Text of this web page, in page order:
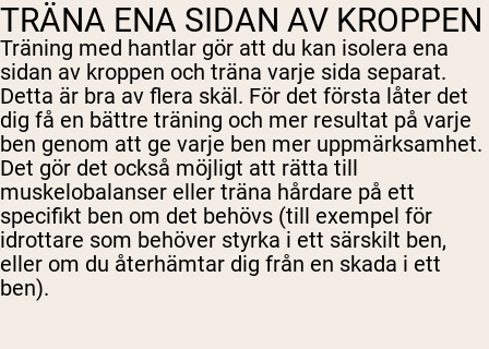
TRÄNA ENA SIDAN AV KROPPEN
Träning med hantlar gör att du kan isolera ena
sidan av kroppen och träna varje sida separat.
Detta är bra av flera skäl. För det första låter det
dig få en bättre träning och mer resultat på varje
ben genom att ge varje ben mer uppmärksamhet.
Det gör det också möjligt att rätta till
muskelobalanser eller träna hårdare på ett
specifikt ben om det behövs (till exempel för
idrottare som behöver styrka i ett särskilt ben,
eller om du återhämtar dig från en skada i ett
ben).